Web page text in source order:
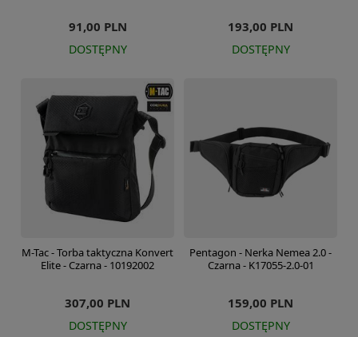
91,00 PLN
DOSTĘPNY
193,00 PLN
DOSTĘPNY
M-Tac - Torba taktyczna Konvert
Elite - Czarna - 10192002
307,00 PLN
DOSTĘPNY
Pentagon - Nerka Nemea 2.0 -
Czarna - K17055-2.0-01
159,00 PLN
DOSTĘPNY